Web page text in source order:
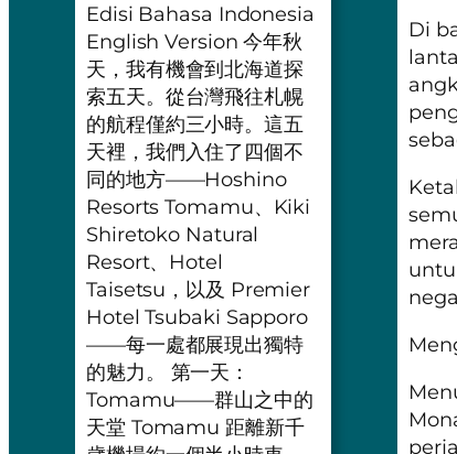
Edisi Bahasa Indonesia
English Version 今年秋
天，我有機會到北海道探
索五天。從台灣飛往札幌
的航程僅約三小時。這五
天裡，我們入住了四個不
同的地方——Hoshino
Resorts Tomamu、Kiki
Shiretoko Natural
Resort、Hotel
Taisetsu，以及 Premier
Hotel Tsubaki Sapporo
——每一處都展現出獨特
的魅力。 第一天：
Tomamu——群山之中的
天堂 Tomamu 距離新千
Di